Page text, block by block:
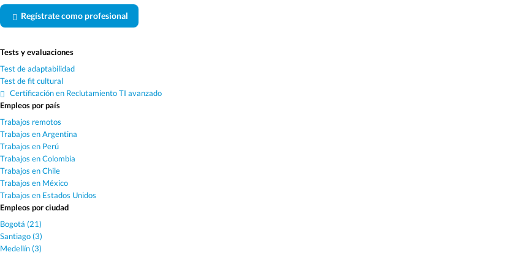
Regístrate como profesional
Tests y evaluaciones
Test de adaptabilidad
Test de fit cultural
Certificación en Reclutamiento TI avanzado
Empleos por país
Trabajos remotos
Trabajos en Argentina
Trabajos en Perú
Trabajos en Colombia
Trabajos en Chile
Trabajos en México
Trabajos en Estados Unidos
Empleos por ciudad
Bogotá (21)
Santiago (3)
Medellín (3)